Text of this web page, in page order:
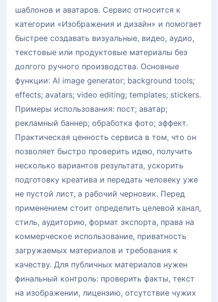
шаблонов и аватаров. Сервис относится к
категории «Изображения и дизайн» и помогает
быстрее создавать визуальные, видео, аудио,
текстовые или продуктовые материалы без
долгого ручного производства. Основные
функции: AI image generator; background tools;
effects; avatars; video editing; templates; stickers.
Примеры использования: пост; аватар;
рекламный баннер; обработка фото; эффект.
Практическая ценность сервиса в том, что он
позволяет быстро проверить идею, получить
несколько вариантов результата, ускорить
подготовку креатива и передать человеку уже
не пустой лист, а рабочий черновик. Перед
применением стоит определить целевой канал,
стиль, аудиторию, формат экспорта, права на
коммерческое использование, приватность
загружаемых материалов и требования к
качеству. Для публичных материалов нужен
финальный контроль: проверить факты, текст
на изображении, лицензию, отсутствие чужих